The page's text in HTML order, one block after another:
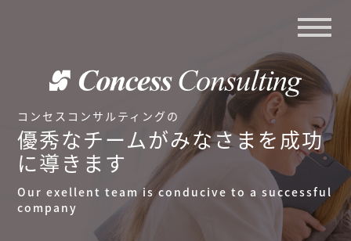
コンセスコンサルティングの
優秀なチームがみなさまを成功
に導きます
Our exellent team is conducive to a successful
company